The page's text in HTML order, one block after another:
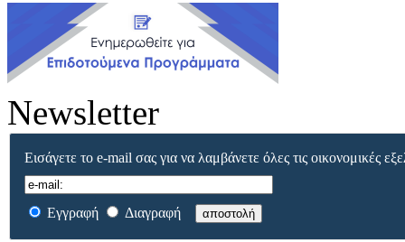
Newsletter
Εισάγετε το e-mail σας για να λαμβάνετε όλες τις οικονομικές
Εγγραφή Διαγραφή αποστολή